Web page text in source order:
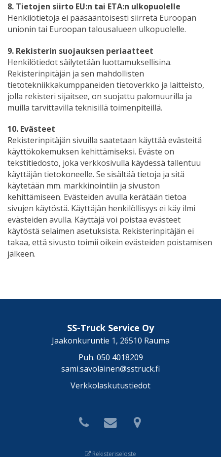
8. Tietojen siirto EU:n tai ETA:n ulkopuolelle
Henkilötietoja ei pääsääntöisesti siirretä Euroopan
unionin tai Euroopan talousalueen ulkopuolelle.
9. Rekisterin suojauksen periaatteet
Henkilötiedot säilytetään luottamuksellisina.
Rekisterinpitäjän ja sen mahdollisten
tietotekniikkakumppaneiden tietoverkko ja laitteisto,
jolla rekisteri sijaitsee, on suojattu palomuurilla ja
muilla tarvittavilla teknisillä toimenpiteillä.
10. Evästeet
Rekisterinpitäjän sivuilla saatetaan käyttää evästeitä
käyttökokemuksen kehittämiseksi. Eväste on
tekstitiedosto, joka verkkosivulla käydessä tallentuu
käyttäjän tietokoneelle. Se sisältää tietoja ja sitä
käytetään mm. markkinointiin ja sivuston
kehittämiseen. Evästeiden avulla kerätään tietoa
sivujen käytöstä. Käyttäjän henkilöllisyys ei käy ilmi
evästeiden avulla. Käyttäjä voi poistaa evästeet
käytöstä selaimen asetuksista. Rekisterinpitäjän ei
takaa, että sivusto toimii oikein evästeiden poistamisen
jälkeen.
SS-Truck Service Oy
Jaakonkuruntie 1, 26510 Rauma
Puh. 050 4018209
sami.savolainen@sstruck.fi
Verkkolaskutustiedot
Rekisteriseloste